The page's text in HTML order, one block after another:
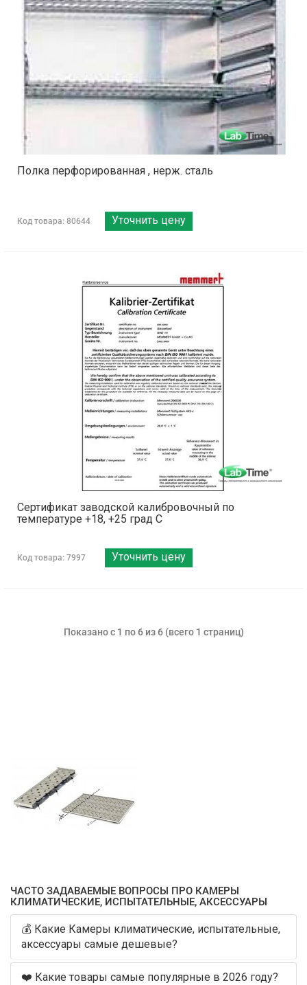
Полка перфорированная , нерж. сталь
Код товара: 80644 Уточнить цену
Сертификат заводской калибровочный по
температуре +18, +25 град С
Код товара: 7997 Уточнить цену
Показано с 1 по 6 из 6 (всего 1 страниц)
ЧАСТО ЗАДАВАЕМЫЕ ВОПРОСЫ ПРО КАМЕРЫ
КЛИМАТИЧЕСКИЕ, ИСПЫТАТЕЛЬНЫЕ, АКСЕССУАРЫ
💰 Какие Камеры климатические, испытательные,
аксессуары самые дешевые?
❤️ Какие товары самые популярные в 2026 году?